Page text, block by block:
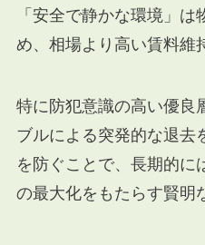
「安全で静かな環境」
め、相場より高い賃料維
特に防犯意識の高い優良
ブルによる突発的な退去
を防ぐことで、長期的に
の最大化をもたらす賢明